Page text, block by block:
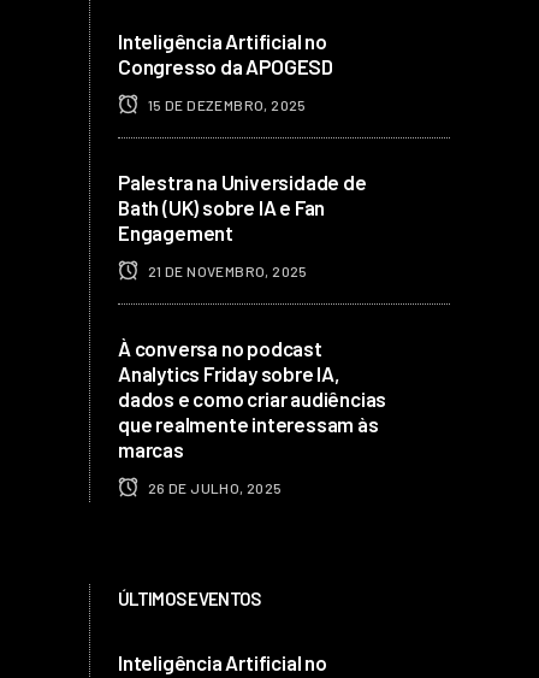
Inteligência Artificial no
Congresso da APOGESD
15 DE DEZEMBRO, 2025
Palestra na Universidade de
Bath (UK) sobre IA e Fan
Engagement
21 DE NOVEMBRO, 2025
À conversa no podcast
Analytics Friday sobre IA,
dados e como criar audiências
que realmente interessam às
marcas
26 DE JULHO, 2025
ÚLTIMOS EVENTOS
Inteligência Artificial no